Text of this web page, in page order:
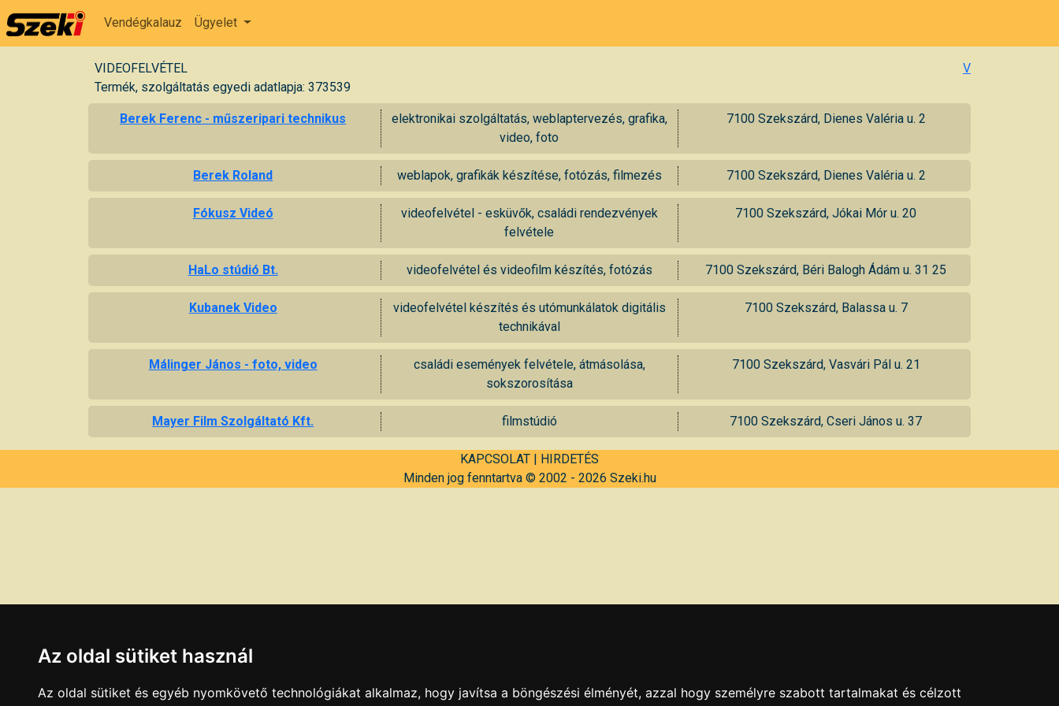
Vendégkalauz Ügyelet
VIDEOFELVÉTEL
V
Termék, szolgáltatás egyedi adatlapja: 373539
Berek Ferenc - műszeripari technikus
elektronikai szolgáltatás, weblaptervezés, grafika,
video, foto
7100 Szekszárd, Dienes Valéria u. 2
Berek Roland weblapok, grafikák készítése, fotózás, filmezés 7100 Szekszárd, Dienes Valéria u. 2
Fókusz Videó
videofelvétel - esküvők, családi rendezvények
felvétele
7100 Szekszárd, Jókai Mór u. 20
HaLo stúdió Bt. videofelvétel és videofilm készítés, fotózás 7100 Szekszárd, Béri Balogh Ádám u. 31 25
Kubanek Video
videofelvétel készítés és utómunkálatok digitális
technikával
7100 Szekszárd, Balassa u. 7
Málinger János - foto, video
családi események felvétele, átmásolása,
sokszorosítása
7100 Szekszárd, Vasvári Pál u. 21
Mayer Film Szolgáltató Kft. filmstúdió 7100 Szekszárd, Cseri János u. 37
KAPCSOLAT | HIRDETÉS
Minden jog fenntartva © 2002 - 2026 Szeki.hu
Az oldal sütiket használ
Az oldal sütiket és egyéb nyomkövető technológiákat alkalmaz, hogy javítsa a böngészési élményét, azzal hogy személyre szabott tartalmakat és célzott